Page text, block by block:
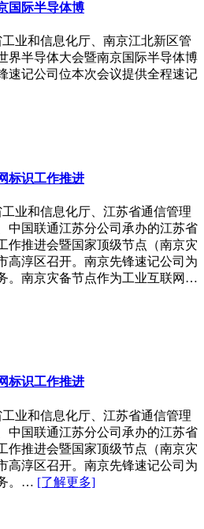
国际半导体博
业和信息化厅、南京江北新区管
界半导体大会暨南京国际半导体博
速记公司位本次会议提供全程速记
标识工作推进
业和信息化厅、江苏省通信管理
中国联通江苏分公司承办的江苏省
作推进会暨国家顶级节点（南京灾
高淳区召开。南京先锋速记公司为
。南京灾备节点作为工业互联网…
标识工作推进
业和信息化厅、江苏省通信管理
中国联通江苏分公司承办的江苏省
作推进会暨国家顶级节点（南京灾
高淳区召开。南京先锋速记公司为
。… [了解更多]